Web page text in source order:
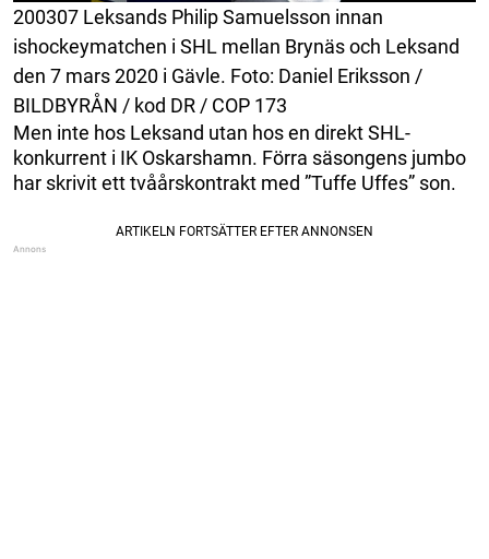
200307 Leksands Philip Samuelsson innan
ishockeymatchen i SHL mellan Brynäs och Leksand
den 7 mars 2020 i Gävle. Foto: Daniel Eriksson /
BILDBYRÅN / kod DR / COP 173
Men inte hos Leksand utan hos en direkt SHL-
konkurrent i IK Oskarshamn. Förra säsongens jumbo
har skrivit ett tvåårskontrakt med ”Tuffe Uffes” son.